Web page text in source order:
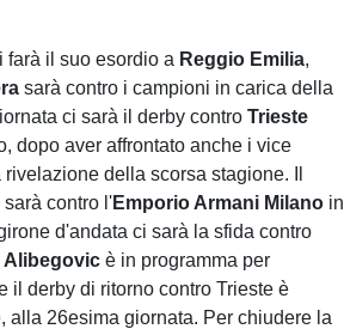
farà il suo esordio a Reggio Emilia,
sarà contro i campioni in carica della
ci sarà il derby controTrieste
dopo aver affrontato anche i vice
della scorsa stagione. Il
contro l'Emporio Armani Milano in
d'andata ci sarà la sfida contro
Alibegovic è in programma per
il derby di ritorno contro Trieste è
alla 26esima giornata. Per chiudere la